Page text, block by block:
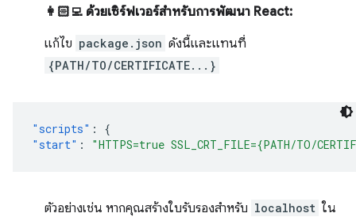
👩🏻‍💻 ด้วยเซิร์ฟเวอร์สำหรับการพัฒนา React:
แก้ไข package.json ดังนี้และแทนที่
{PATH/TO/CERTIFICATE...}
"scripts" :
{
"start" : "HTTPS=true SSL_CRT_FILE={PATH/TO/
ตัวอย่างเช่น หากคุณสร้างใบรับรองสำหรับ localhost ใน